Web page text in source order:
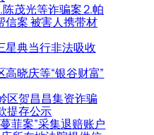
陈茂光等诈骗案 2.帕
案 被害人携带材
星典当行非法吸收
高晓庆等“银谷财富”
区贺昌昌集资诈骗
提存公示
菲案”采集退赔账户